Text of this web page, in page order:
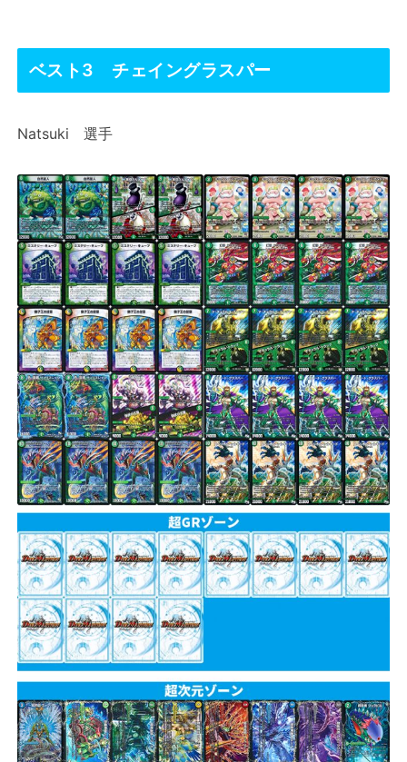
ベスト3 チェイングラスパー
Natsuki 選手